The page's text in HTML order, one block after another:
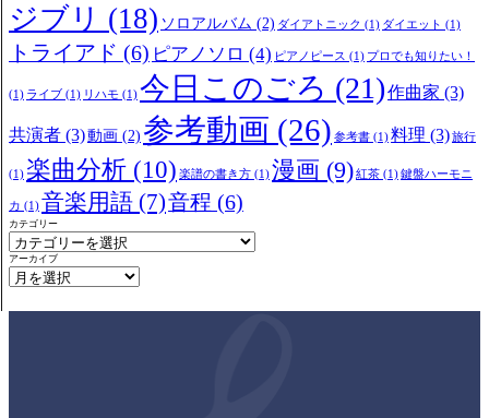
ジブリ (18) ソロアルバム (2) ダイアトニック (1) ダイエット (1)
トライアド (6) ピアノソロ (4) ピアノピース (1) プロでも知りたい！
(1) ライブ (1) リハモ (1)今日このごろ (21)作曲家 (3)
共演者 (3)動画 (2) 参考動画 (26) 参考書 (1)料理 (3)旅行
(1) 楽曲分析 (10) 楽譜の書き方 (1)漫画 (9)紅茶 (1)鍵盤ハーモニ
カ (1)音楽用語 (7)音程 (6)
カテゴリー
アーカイブ